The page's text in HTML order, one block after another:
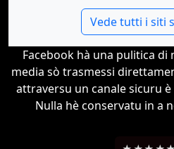
Vede tutti i siti
Facebook hà una pulitica di
media sò trasmessi
attraversu un canale sicuru
Nulla hè conservatu in a